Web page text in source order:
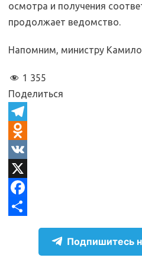
осмотра и получения
продолжает ведомство.
Напомним, министру
1 355
Поделиться
T
e
e
g
O
d
n
o
V
KX
F
Подпишитесь